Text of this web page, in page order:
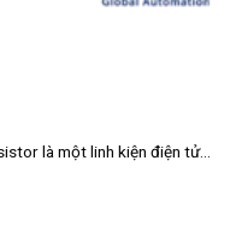
là một linh kiện điện tử...